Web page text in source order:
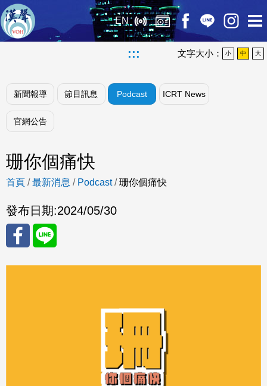
EN
::: 文字大小： 小 中 大
新聞報導 節目訊息 Podcast ICRT News
官網公告
珊你個痛快
首頁 /最新消息 / Podcast /珊你個痛快
發布日期:2024/05/30
分享 分享